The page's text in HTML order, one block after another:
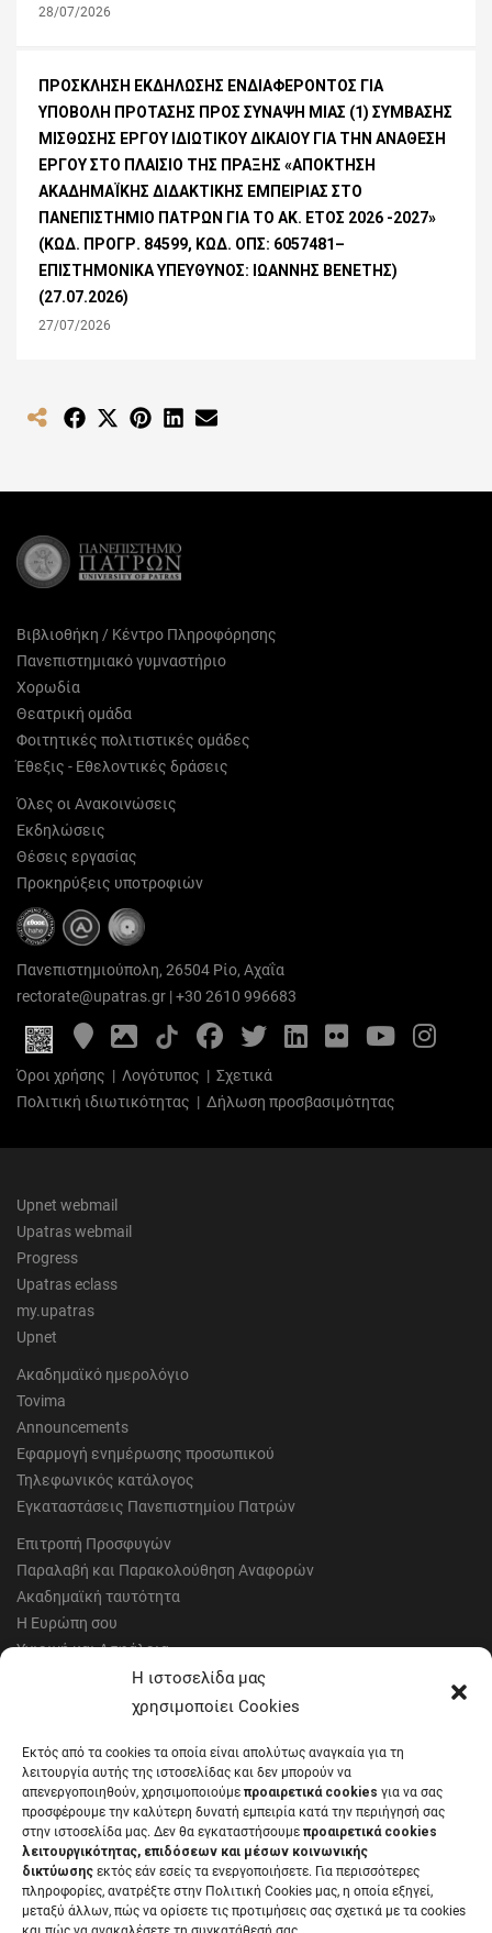
Η ιστοσελίδα μας
χρησιμοποίει Cookies
Εκτός από τα cookies τα οποία είναι απολύτως αναγκαία για τη
λειτουργία αυτής της ιστοσελίδας και δεν μπορούν να
απενεργοποιηθούν, χρησιμοποιούμε προαιρετικά cookies για να σας
προσφέρουμε την καλύτερη δυνατή εμπειρία κατά την περιήγησή σας
στην ιστοσελίδα μας. Δεν θα εγκαταστήσουμε προαιρετικά cookies
λειτουργικότητας, επιδόσεων και μέσων κοινωνικής
δικτύωσης εκτός εάν εσείς τα ενεργοποιήσετε. Για περισσότερες
πληροφορίες, ανατρέξτε στην Πολιτική Cookies μας, η οποία εξηγεί,
μεταξύ άλλων, πώς να ορίσετε τις προτιμήσεις σας σχετικά με τα cookies
28/07/2026
ΠΡΟΣΚΛΗΣΗ ΕΚΔΗΛΩΣΗΣ ΕΝΔΙΑΦΕΡΟΝΤΟΣ ΓΙΑ
ΥΠΟΒΟΛΗ ΠΡΟΤΑΣΗΣ ΠΡΟΣ ΣΥΝΑΨΗ ΜΙΑΣ (1) ΣΥΜΒΑΣΗΣ
ΜΙΣΘΩΣΗΣ ΕΡΓΟΥ ΙΔΙΩΤΙΚΟΥ ΔΙΚΑΙΟΥ ΓΙΑ ΤΗΝ ΑΝΑΘΕΣΗ
ΕΡΓΟΥ ΣΤΟ ΠΛΑΙΣΙΟ ΤΗΣ ΠΡΑΞΗΣ «ΑΠΟΚΤΗΣΗ
ΑΚΑΔΗΜΑΪΚΗΣ ΔΙΔΑΚΤΙΚΗΣ ΕΜΠΕΙΡΙΑΣ ΣΤΟ
ΠΑΝΕΠΙΣΤΗΜΙΟ ΠΑΤΡΩΝ ΓΙΑ ΤΟ ΑΚ. ΕΤΟΣ 2026 -2027»
(ΚΩΔ. ΠΡΟΓΡ. 84599, ΚΩΔ. ΟΠΣ: 6057481–
ΕΠΙΣΤΗΜΟΝΙΚΑ ΥΠΕΥΘΥΝΟΣ: ΙΩΑΝΝΗΣ ΒΕΝΕΤΗΣ)
(27.07.2026)
27/07/2026
Share Share
(Twitter)
Share Share
Βιβλιοθήκη / Κέντρο Πληροφόρησης
Πανεπιστημιακό γυμναστήριο
Χορωδία
Θεατρική ομάδα
Φοιτητικές πολιτιστικές ομάδες
Έθεξις - Εθελοντικές δράσεις
Όλες οι Ανακοινώσεις
Εκδηλώσεις
Θέσεις εργασίας
Προκηρύξεις υποτροφιών
Πανεπιστημιούπολη, 26504 Ρίο, Αχαΐα
rectorate@upatras.gr |+30 2610 996683
Google
Maps
Photo
Gallery
FacebookTwitterLinkedIn
FlickrYouTube
Όροι χρήσης | Λογότυπος | Σχετικά
Πολιτική ιδιωτικότητας | Δήλωση προσβασιμότητας
Upnet webmail
Upatras webmail
Progress
Upatras eclass
my.upatras
Upnet
Ακαδημαϊκό ημερολόγιο
Tovima
Announcements
Εφαρμογή ενημέρωσης προσωπικού
Τηλεφωνικός κατάλογος
Εγκαταστάσεις Πανεπιστημίου Πατρών
Επιτροπή Προσφυγών
Παραλαβή και Παρακολούθηση Αναφορών
Ακαδημαϊκή ταυτότητα
Η Ευρώπη σου
Υγιεινή και Ασφάλεια
Έντυπα Οικονομικής Υπηρεσίας
Έντυπα Διοικητικών Υπηρεσιών
Μητρώα αξιολογητών
Δημόσια Διαβούλευση
Συνεδριάσεις Συγκλήτου
Συνεδριάσεις Συμβουλίου Διοίκησης
EUNICoast European University